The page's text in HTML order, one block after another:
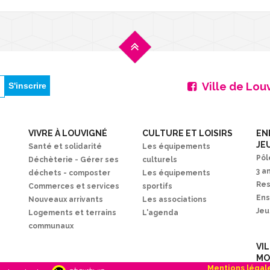
Ville de
VIVRE À LOUVIGNÉ
Santé et solidarité
Déchèterie - Gérer ses
déchets - composter
Commerces et services
Nouveaux arrivants
Logements et terrains
communaux
CULTURE ET LOISIRS
Les équipements
culturels
Les équipements
sportifs
Les associations
L'agenda
3
Mentions